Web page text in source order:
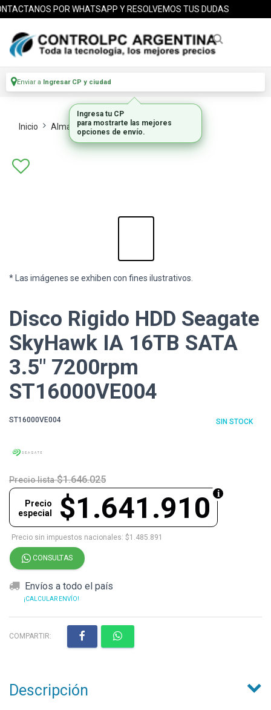
POR WHATSAPP Y RESOLVEMOS TUS DUDAS
Enviar a Ingresar CP y ciudad
Inicio Almacenamiento Hdd Internos
* Las imágenes se exhiben con fines ilustrativos.
Disco Rigido HDD Seagate
SkyHawk IA 16TB SATA
3.5" 7200rpm
ST16000VE004
ST16000VE004 SIN STOCK
Precio lista $1.646.025
$1.641.910
Precio
especial
Precio sin impuestos nacionales: $1.485.891
CONSULTAS
Envíos a todo el país
¡CALCULAR ENVÍO!
COMPARTIR:
Descripción
Ingresa tu CP
para mostrarte las mejores
opciones de envío.